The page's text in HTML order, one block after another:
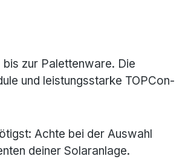
zur Palettenware. Die
und leistungsstarke TOPCon-
Achte bei der Auswahl
deiner Solaranlage.